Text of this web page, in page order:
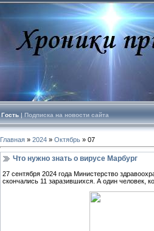
Гость | Подписка на новости сайта
Главная » 2024 » Октябрь » 07
Что нужно знать о вирусе Марбург
27 сентября 2024 года Министерство
скончались 11 заразившихся. А один человек,